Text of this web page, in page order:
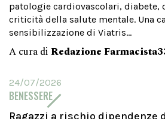
patologie cardiovascolari,
criticità della salute mentale. Una
sensibilizzazione di Viatris...
A cura di Redazione
24/07/2026
BENESSERE
Ragazzi a rischio dipendenze